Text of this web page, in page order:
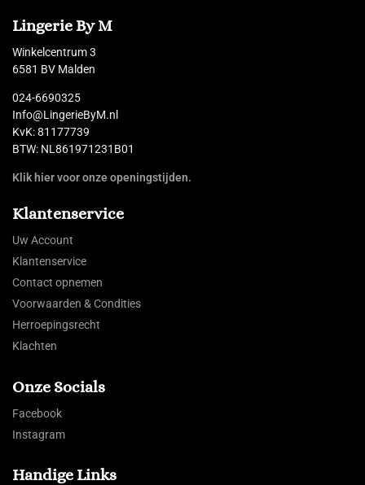
Lingerie By M
Winkelcentrum 3
6581 BV Malden
024-6690325
Info@LingerieByM.nl
KvK: 81177739
BTW: NL861971231B01
Klik hier voor onze openingstijden.
Klantenservice
Uw Account
Klantenservice
Contact opnemen
Voorwaarden & Condities
Herroepingsrecht
Klachten
Onze Socials
Facebook
Instagram
Handige Links